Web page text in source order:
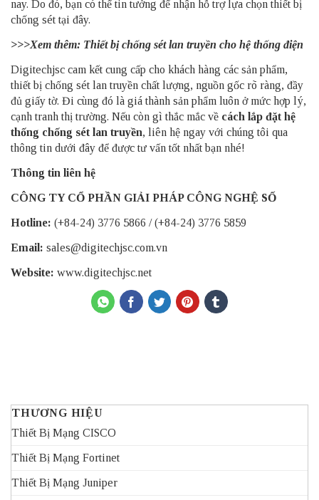
nay. Do đó, bạn có thể tin tưởng để nhận hỗ trợ lựa chọn thiết bị
chống sét tại đây.
>>>Xem thêm: Thiết bị chống sét lan truyền cho hệ thống điện
Digitechjsc cam kết cung cấp cho khách hàng các sản phẩm,
thiết bị chống sét lan truyền chất lượng, nguồn gốc rõ ràng, đầy
đủ giấy tờ. Đi cùng đó là giá thành sản phẩm luôn ở mức hợp lý,
cạnh tranh thị trường. Nếu còn gì thắc mắc về cách lắp đặt hệ
thống chống sét lan truyền, liên hệ ngay với chúng tôi qua
thông tin dưới đây để được tư vấn tốt nhất bạn nhé!
Thông tin liên hệ
CÔNG TY CỔ PHẦN GIẢI PHÁP CÔNG NGHỆ SỐ
Hotline: (+84-24) 3776 5866 /(+84-24) 3776 5859
Email: sales@digitechjsc.com.vn
Website: www.digitechjsc.net
THƯƠNG HIỆU
Thiết Bị Mạng CISCO
Thiết Bị Mạng Fortinet
Thiết Bị Mạng Juniper